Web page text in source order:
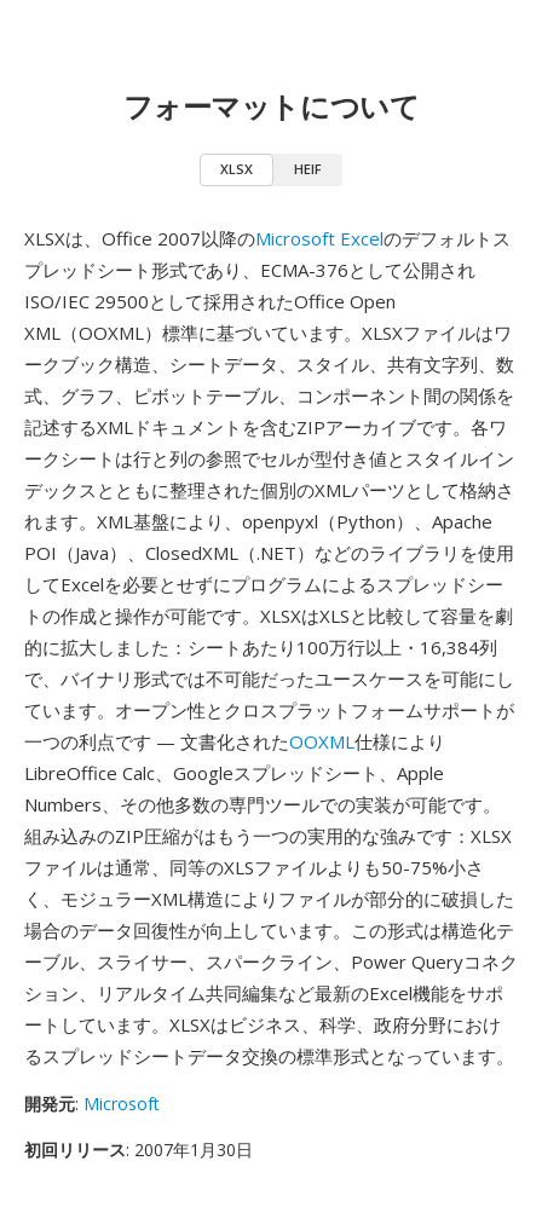
フォーマットについて
XLSX HEIF
XLSXは、Office 2007以降のMicrosoft Excelのデフォルトス
プレッドシート形式であり、ECMA-376として公開され
ISO/IEC 29500として採用されたOffice Open
XML（OOXML）標準に基づいています。XLSXファイルはワ
ークブック構造、シートデータ、スタイル、共有文字列、数
式、グラフ、ピボットテーブル、コンポーネント間の関係を
記述するXMLドキュメントを含むZIPアーカイブです。各ワ
ークシートは行と列の参照でセルが型付き値とスタイルイン
デックスとともに整理された個別のXMLパーツとして格納さ
れます。XML基盤により、openpyxl（Python）、Apache
POI（Java）、ClosedXML（.NET）などのライブラリを使用
してExcelを必要とせずにプログラムによるスプレッドシー
トの作成と操作が可能です。XLSXはXLSと比較して容量を劇
的に拡大しました：シートあたり100万行以上・16,384列
で、バイナリ形式では不可能だったユースケースを可能にし
ています。オープン性とクロスプラットフォームサポートが
一つの利点です — 文書化されたOOXML仕様により
LibreOffice Calc、Googleスプレッドシート、Apple
Numbers、その他多数の専門ツールでの実装が可能です。
組み込みのZIP圧縮がはもう一つの実用的な強みです：XLSX
ファイルは通常、同等のXLSファイルよりも50-75%小さ
く、モジュラーXML構造によりファイルが部分的に破損した
場合のデータ回復性が向上しています。この形式は構造化テ
ーブル、スライサー、スパークライン、Power Queryコネク
ション、リアルタイム共同編集など最新のExcel機能をサポ
ートしています。XLSXはビジネス、科学、政府分野におけ
るスプレッドシートデータ交換の標準形式となっています。
開発元: Microsoft
初回リリース: 2007年1月30日